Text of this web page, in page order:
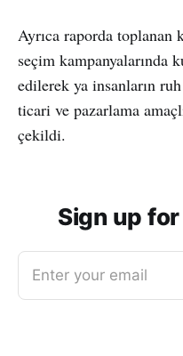
Ayrıca raporda toplanan
seçim kampanyalarında
edilerek ya insanların
ticari ve pazarlama
çekildi.
Sign up
Enter your email